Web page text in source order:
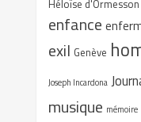
Héloïse d'Ormesson
enfance
exil Genève
Joseph Incardona
musique mémoire